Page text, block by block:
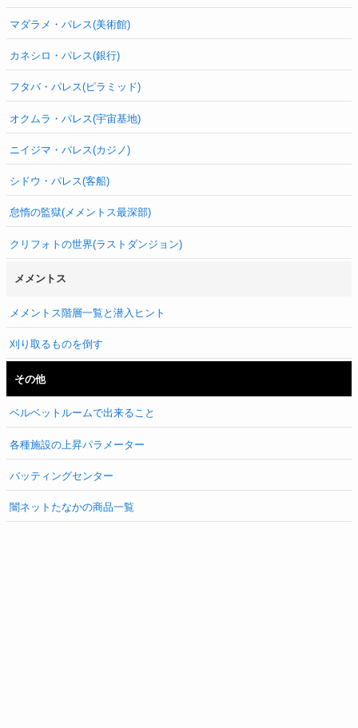
マダラメ・パレス(美術館)
カネシロ・パレス(銀行)
フタバ・パレス(ピラミッド)
オクムラ・パレス(宇宙基地)
ニイジマ・パレス(カジノ)
シドウ・パレス(客船)
怠惰の監獄(メメントス最深部)
クリフォトの世界(ラストダンジョン)
メメントス
メメントス階層一覧と潜入ヒント
刈り取るものを倒す
その他
ベルベットルームで出来ること
各種施設の上昇パラメーター
バッティングセンター
闇ネットたなかの商品一覧